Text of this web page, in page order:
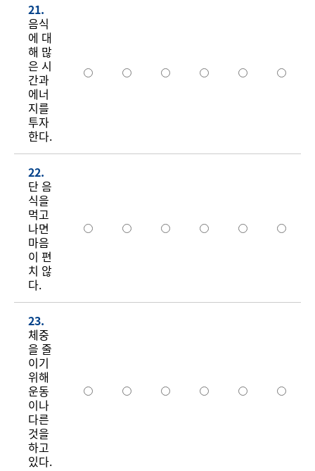
21.
음식
에 대
해 많
은 시
간과
에너
지를
투자
한다.
22.
단 음
식을
먹고
나면
마음
이 편
치 않
다.
23.
체중
을 줄
이기
위해
운동
이나
다른
것을
하고
있다.